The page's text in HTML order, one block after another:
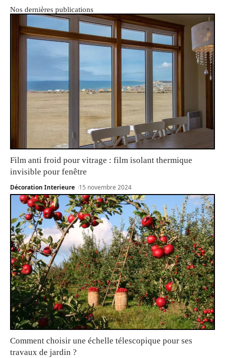
Nos dernières publications
Film anti froid pour vitrage : film isolant thermique
invisible pour fenêtre
Décoration Interieure 15 novembre 2024
Comment choisir une échelle télescopique pour ses
travaux de jardin ?